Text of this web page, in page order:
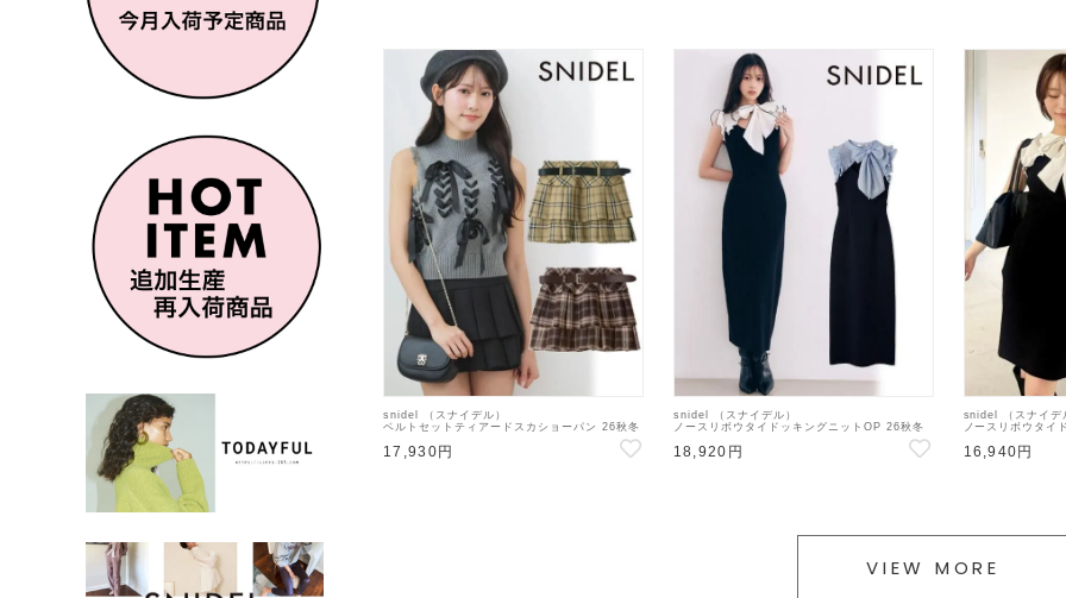
snidel （スナイデル）
ベルトセットティアードスカショーパン 26秋冬
17,930円
snidel （スナイデル）
ノースリボウタイドッキングニットOP 26秋冬
18,920円
snidel （スナイデ
ノースリボウタイ
16,940円
VIEW MORE